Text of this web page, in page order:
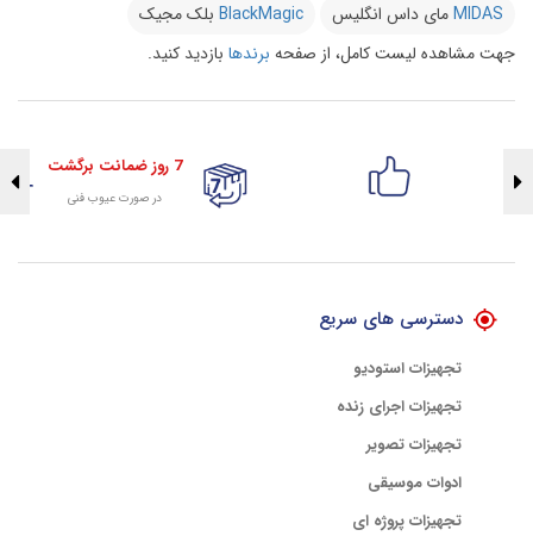
MIDASمای داس انگلیس BlackMagic بلک مجیک
جهت مشاهده لیست کامل، از صفحه برندها بازدید کنید.
7 روز ضمانت برگشت
در صورت عیوب فنی
دسترسی های سریع
تجهیزات استودیو
تجهیزات اجرای زنده
تجهیزات تصویر
ادوات موسیقی
تجهیزات پروژه ای